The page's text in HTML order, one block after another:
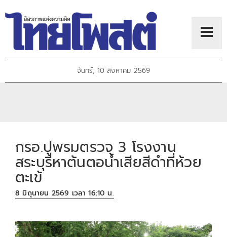
จันทร์, 10 สิงหาคม 2569
กรอ.ปูพรมตรวจ 3 โรงงาน
สระบุรีหาต้นตอน้ำเสียสีดำที่ห้วย
ตะเข้
8 มิถุนายน 2569 เวลา 16:10 น.